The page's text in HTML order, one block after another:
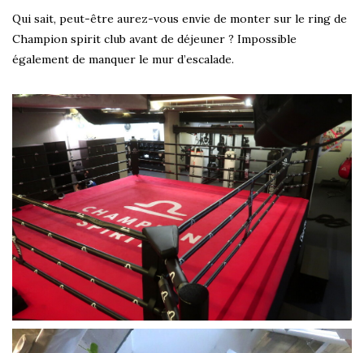
Qui sait, peut-être aurez-vous envie de monter sur le ring de
Champion spirit club avant de déjeuner ? Impossible
également de manquer le mur d’escalade.